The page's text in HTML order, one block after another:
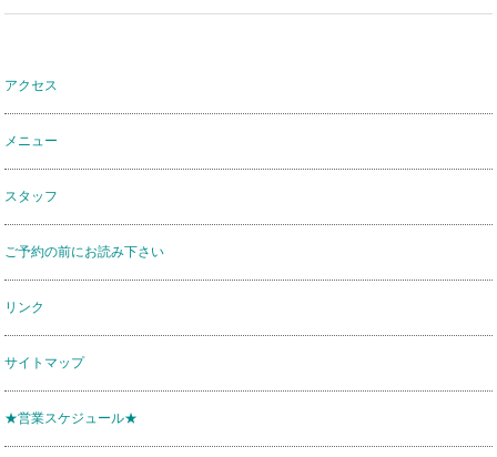
アクセス
メニュー
スタッフ
ご予約の前にお読み下さい
リンク
サイトマップ
★営業スケジュール★